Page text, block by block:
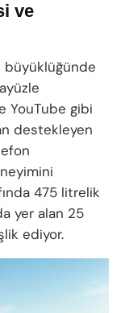
ve
büyüklüğünde
YouTube gibi
destekleyen
475 litrelik
yer alan 25
ediyor.